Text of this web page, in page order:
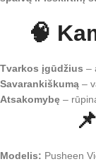
🧠
Tvarkos įgūdžius –
Savarankiškumą –
Atsakomybę –
📌
Modelis: Pusheen